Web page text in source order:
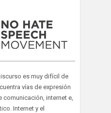
es muy difícil de
vías de expresión
comunicación, internet e,
Internet y el